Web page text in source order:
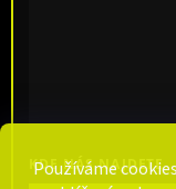
Používáme
KDE NÁS NAJDETE